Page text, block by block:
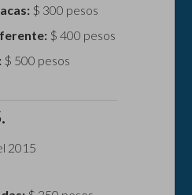
$ 300 pesos
$ 400 pesos
$ 500 pesos
2015